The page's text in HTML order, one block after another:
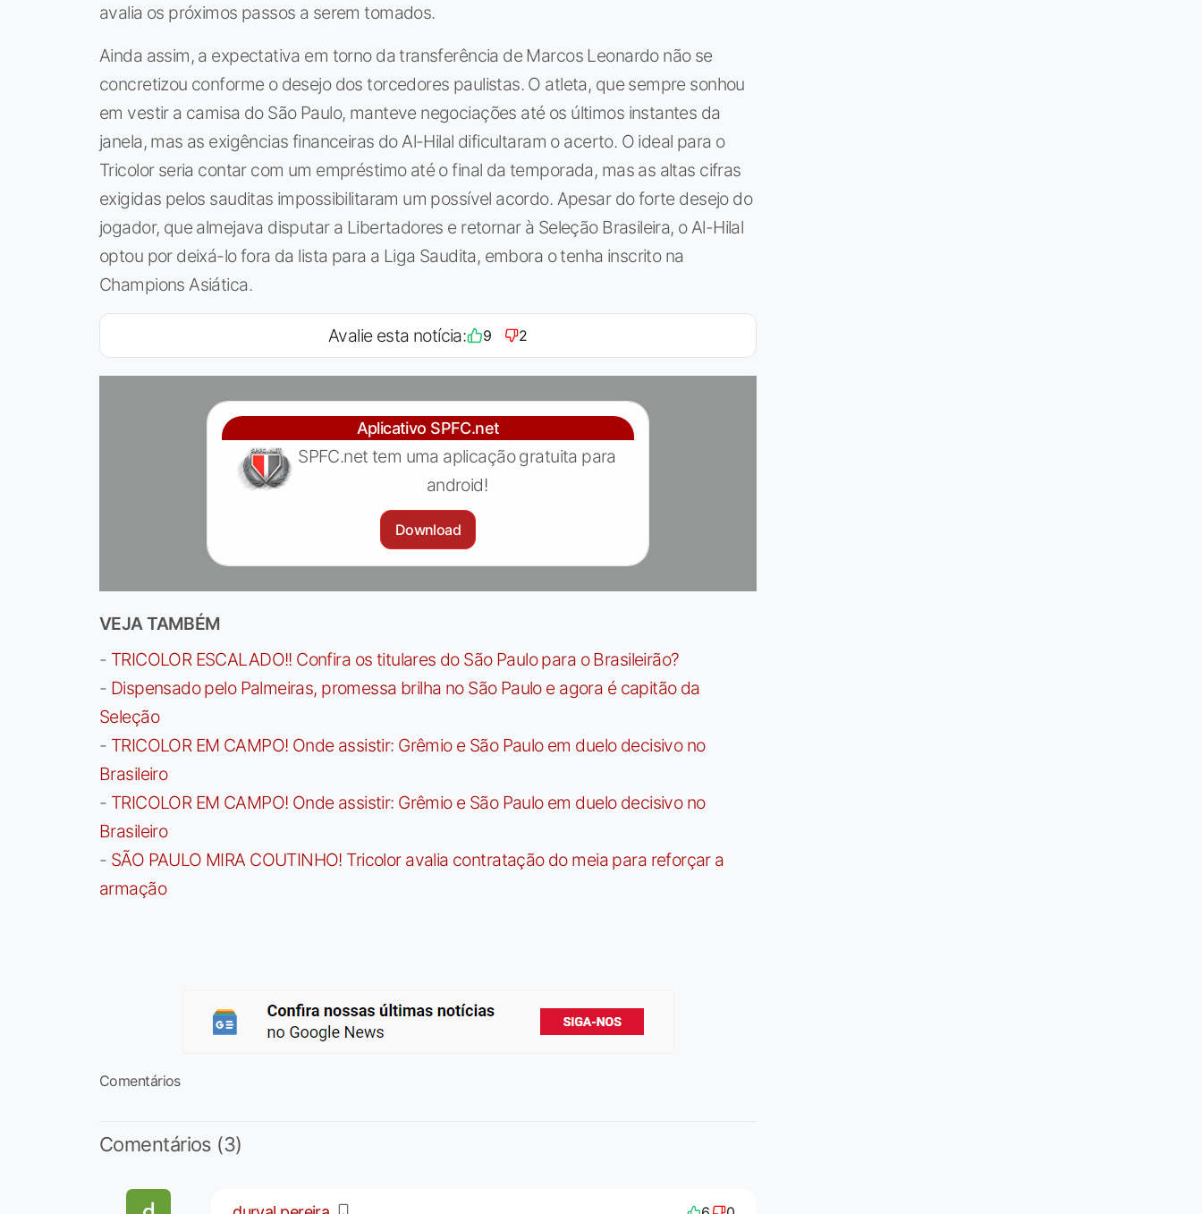
avalia os próximos passos a serem tomados.
Ainda assim, a expectativa em torno da transferência de Marcos Leonardo não se
concretizou conforme o desejo dos torcedores paulistas. O atleta, que sempre sonhou
em vestir a camisa do São Paulo, manteve negociações até os últimos instantes da
janela, mas as exigências financeiras do Al-Hilal dificultaram o acerto. O ideal para o
Tricolor seria contar com um empréstimo até o final da temporada, mas as altas cifras
exigidas pelos sauditas impossibilitaram um possível acordo. Apesar do forte desejo do
jogador, que almejava disputar a Libertadores e retornar à Seleção Brasileira, o Al-Hilal
optou por deixá-lo fora da lista para a Liga Saudita, embora o tenha inscrito na
Champions Asiática.
Avalie esta notícia: 9 2
Aplicativo SPFC.net
SPFC.net tem uma aplicação gratuita para
android!
Download
VEJA TAMBÉM
- TRICOLOR ESCALADO!! Confira os titulares do São Paulo para o Brasileirão?
- Dispensado pelo Palmeiras, promessa brilha no São Paulo e agora é capitão da
Seleção
- TRICOLOR EM CAMPO! Onde assistir: Grêmio e São Paulo em duelo decisivo no
Brasileiro
- TRICOLOR EM CAMPO! Onde assistir: Grêmio e São Paulo em duelo decisivo no
Brasileiro
- SÃO PAULO MIRA COUTINHO! Tricolor avalia contratação do meia para reforçar a
armação
Comentários
Comentários (3)